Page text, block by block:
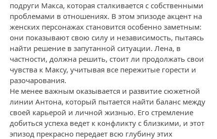
подруги Макса, которая сталкивается с собственными
проблемами в отношениях. В этом эпизоде акцент на
женских персонажах становится особенно заметным:
они показывают свою силу и независимость, пытаясь
найти решение в запутанной ситуации. Лена, в
частности, должна решить, стоит ли продолжать свои
чувства к Максу, учитывая все пережитые горести и
разочарования.
Не менее важным оказывается и развитие сюжетной
линии Антона, который пытается найти баланс между
своей карьерой и личной жизнью. Его стремление
добиться успеха ведет к конфликту с близкими, и этот
эпизод прекрасно передает всю глубину этих